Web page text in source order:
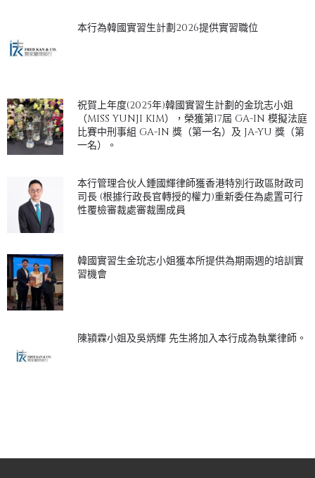
本行為韓國實習生計劃2026提供實習職位
祝賀上年度(2025年)韓國實習生計劃的金玧志小姐
（MISS YUNJI KIM），榮獲第17屆 GA-IN 模擬法庭
比賽中刑事組 GA-IN 獎（第一名）及 JA-YU 獎（第
一名）。
本行管理合伙人鍾國輝律師獲香港特別行政區財政司
司長 (根據行政長官轉授的權力)重新委任為處置可行
性覆檢審裁處審裁團成員
韓國實習生金玧志小姐獲本所提供為期兩週的培訓實
習機會
陳潁霖小姐及吳炳輝 先生將加入本行成為執業律師。